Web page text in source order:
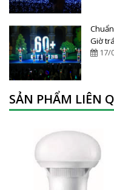
Giờ
17/
SẢN PHẨM LIÊN